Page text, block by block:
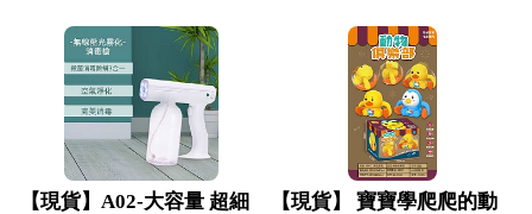
【現貨】A02-大容量 超細
【現貨】 寶寶學爬爬的動